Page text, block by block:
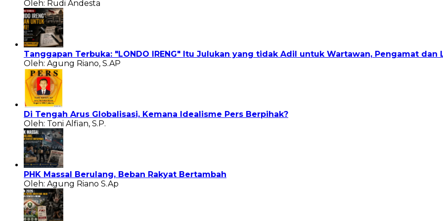
Oleh: Rudi Andesta
Tanggapan Terbuka: "LONDO IRENG" Itu Julukan yang tidak Adil untuk Wartawan, Pengamat dan
Oleh: Agung Riano, S.AP
Di Tengah Arus Globalisasi, Kemana Idealisme Pers Berpihak?
Oleh: Toni Alfian, S.P.
PHK Massal Berulang, Beban Rakyat Bertambah
Oleh: Agung Riano S.Ap